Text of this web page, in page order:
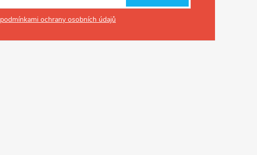
podmínkami ochrany osobních údajů